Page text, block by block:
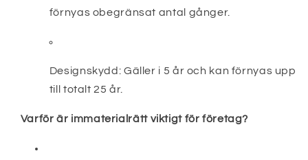
förnyas obegränsat antal gånger.
Designskydd: Gäller i 5 år och kan förnyas upp
till totalt 25 år.
Varför är immaterialrätt viktigt för företag?